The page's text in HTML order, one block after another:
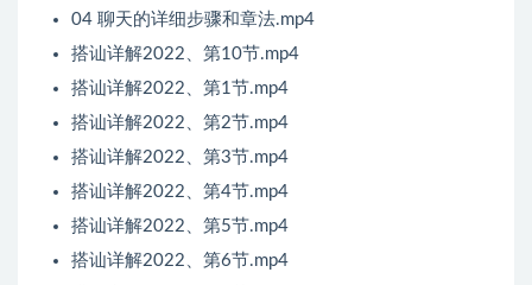
04 聊天的详细步骤和章法.mp4
搭讪详解2022、第10节.mp4
搭讪详解2022、第1节.mp4
搭讪详解2022、第2节.mp4
搭讪详解2022、第3节.mp4
搭讪详解2022、第4节.mp4
搭讪详解2022、第5节.mp4
搭讪详解2022、第6节.mp4